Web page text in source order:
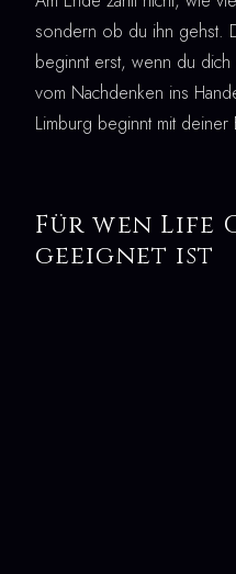
sondern ob du ihn gehst.
beginnt erst, wenn du dich
vom Nachdenken ins
Limburg beginnt mit deiner
Für wen Life
geeignet ist